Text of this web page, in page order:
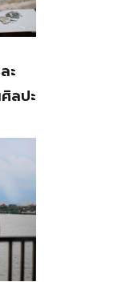
ะ
ลปะ